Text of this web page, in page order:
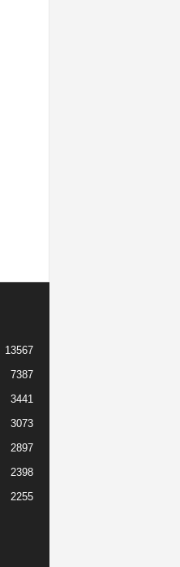
13567
7387
3441
3073
2897
2398
2255